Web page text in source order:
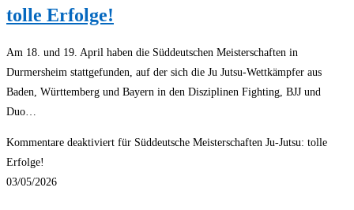
tolle Erfolge!
Am 18. und 19. April haben die Süddeutschen Meisterschaften in
Durmersheim stattgefunden, auf der sich die Ju Jutsu-Wettkämpfer aus
Baden, Württemberg und Bayern in den Disziplinen Fighting, BJJ und
Duo…
Kommentare deaktiviert für Süddeutsche Meisterschaften Ju-Jutsu: tolle
Erfolge!
03/05/2026